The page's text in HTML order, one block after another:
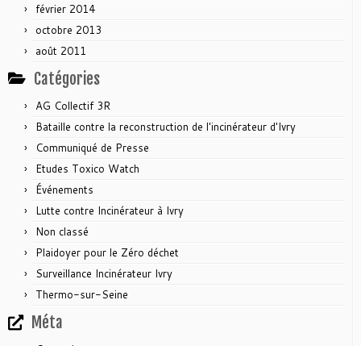
février 2014
octobre 2013
août 2011
Catégories
AG Collectif 3R
Bataille contre la reconstruction de l'incinérateur d'Ivry
Communiqué de Presse
Etudes Toxico Watch
Événements
Lutte contre Incinérateur à Ivry
Non classé
Plaidoyer pour le Zéro déchet
Surveillance Incinérateur Ivry
Thermo-sur-Seine
Méta